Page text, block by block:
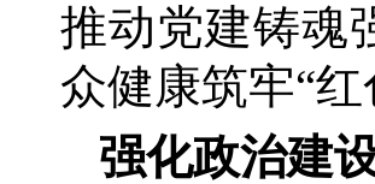
推动党建铸魂
众健康筑牢“
强化政治建